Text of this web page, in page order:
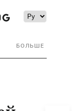
БОЛЬШЕ